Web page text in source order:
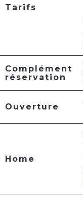
Tarifs
Complément
réservation
Ouverture
Home